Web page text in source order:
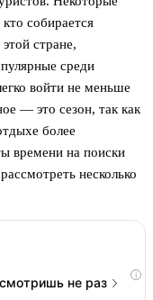
собирается
стране,
среди
войти не меньше
— это сезон, так как
более
времени на поиски
несколько
i
не раз